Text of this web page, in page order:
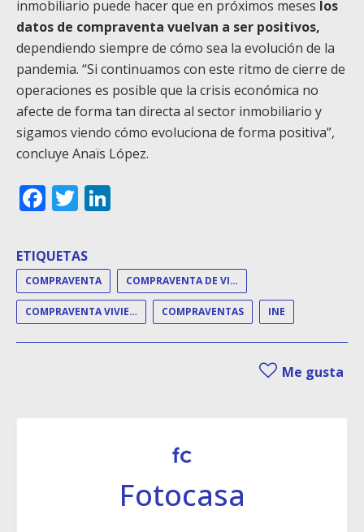
inmobiliario puede hacer que en próximos meses los
datos de compraventa vuelvan a ser positivos,
dependiendo siempre de cómo sea la evolución de la
pandemia. “Si continuamos con este ritmo de cierre de
operaciones es posible que la crisis económica no
afecte de forma tan directa al sector inmobiliario y
sigamos viendo cómo evoluciona de forma positiva”,
concluye Anaïs López.
Facebook
Twitter
ETIQUETAS
COMPRAVENTA COMPRAVENTA DE VIVIENDAS
COMPRAVENTA VIVIENDA COMPRAVENTAS INE
Me gusta
Fotocasa